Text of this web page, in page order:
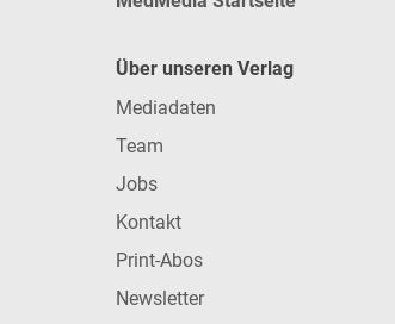
Über unseren Verlag
Mediadaten
Team
Jobs
Kontakt
Print-Abos
Newsletter